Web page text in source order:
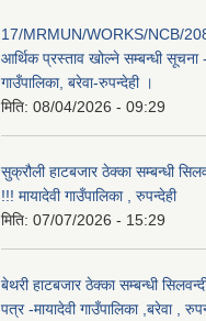
17/MRMUN/WORKS/NCB/
आर्थिक प्रस्ताव खोल्ने सम्बन्धी सूचना -
गाउँपालिका, बरेवा-रुपन्देही ।
मिति: 08/04/2026 - 09:29
सुक्रौली हाटबजार ठेक्का सम्बन्धी
!!! मायादेवी गाउँपालिका , रुपन्देही
मिति: 07/07/2026 - 15:29
बेथरी हाटबजार ठेक्का सम्बन्धी
पत्र -मायादेवी गाउँपालिका ,बरेवा ,